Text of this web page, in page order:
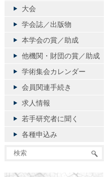
大会
学会誌／出版物
本学会の賞／助成
他機関・財団の賞／助成
学術集会カレンダー
会員関連手続き
求人情報
若手研究者に聞く
各種申込み